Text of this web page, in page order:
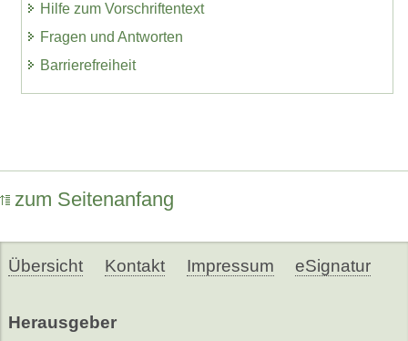
Hilfe zum Vorschriftentext
Fragen und Antworten
Barrierefreiheit
zum Seitenanfang
Übersicht Kontakt Impressum eSignatur
Herausgeber